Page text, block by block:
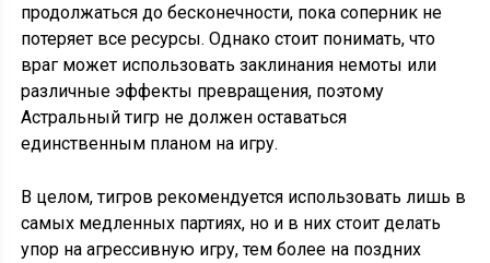
продолжаться до бесконечности, пока соперник не
потеряет все ресурсы. Однако стоит понимать, что
враг может использовать заклинания немоты или
различные эффекты превращения, поэтому
Астральный тигр не должен оставаться
единственным планом на игру.
В целом, тигров рекомендуется использовать лишь в
самых медленных партиях, но и в них стоит делать
упор на агрессивную игру, тем более на поздних